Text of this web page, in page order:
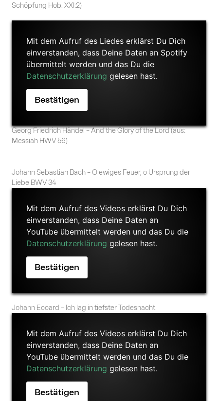
Schöpfung Hob. XXI:2)
Mit dem Aufruf des Liedes erklärst Du Dich
einverstanden, dass Deine Daten an Spotify
übermittelt werden und das Du die
Datenschutzerklärung gelesen hast.
Georg Friedrich Händel – And the Glory of the Lord (aus:
Messiah HWV 56)
Johann Sebastian Bach – O ewiges Feuer, o Ursprung der
Liebe BWV 34
Mit dem Aufruf des Videos erklärst Du Dich
einverstanden, dass Deine Daten an
YouTube übermittelt werden und das Du die
Datenschutzerklärung gelesen hast.
Johann Eccard – Ich lag in tiefster Todesnacht
Mit dem Aufruf des Videos erklärst Du Dich
einverstanden, dass Deine Daten an
YouTube übermittelt werden und das Du die
Datenschutzerklärung gelesen hast.